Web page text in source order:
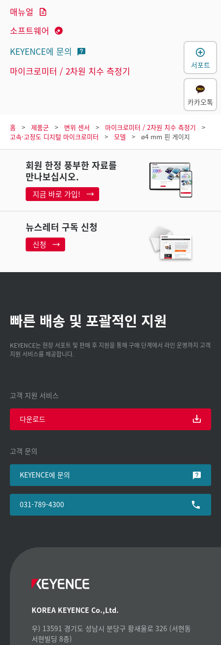
매뉴얼
소프트웨어
KEYENCE에 문의
마이크로미터 / 2차원 치수 측정기
홈 제품군 변위 센서
마이크로미터 / 2차원 치수 측정기
고속·고정도 디지털 마이크로미터
모델 ø4 mm 핀 게이지
회원 한정 풍부한 자료를
만나보십시오.
지금 바로 가입!
뉴스레터 구독 신청
신청
빠른 배송 및 포괄적인 지원
KEYENCE는 현장 서포트 및 판매 후 지원을 통해 구매 단계에서 라인 운영까지 고객
지원 서비스를 제공합니다.
고객 지원 서비스
다운로드
고객 문의
KEYENCE에 문의
031-789-4300
KOREA KEYENCE Co.,Ltd.
우) 13591 경기도 성남시 분당구 황새울로 326 (서현동
서현빌딩 8층)
서포트
카카오톡